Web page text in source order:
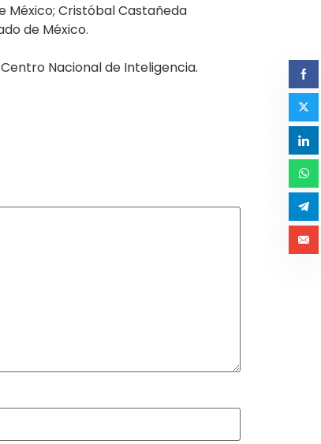
México; Cristóbal Castañeda
de México.
Nacional de Inteligencia.